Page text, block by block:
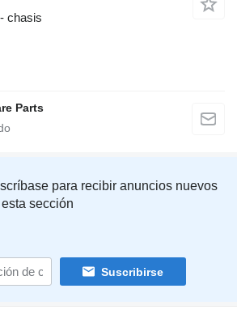
chasis
Parts
para recibir anuncios nuevos
sección
Suscribirse